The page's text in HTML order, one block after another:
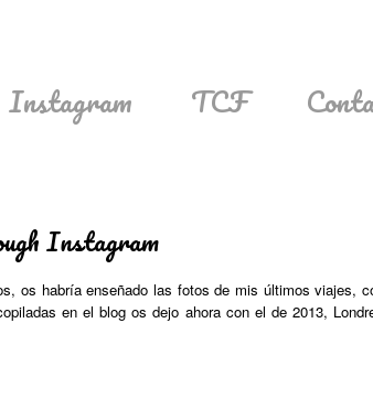
Instagram TCF
Instagram
os habría enseñado las fotos de mis últimos viajes,
en el blog os dejo ahora con el de 2013,